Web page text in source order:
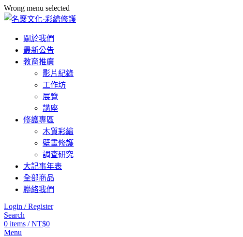
Wrong menu selected
關於我們
最新公告
教育推廣
影片紀錄
工作坊
展覽
講座
修護專區
木質彩繪
壁畫修護
調查研究
大記事年表
全部商品
聯絡我們
Login / Register
Search
0 items / NT$0
Menu